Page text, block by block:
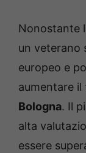
Nonostante
un veterano
europeo e
aumentare
Bologna. Il
alta
essere